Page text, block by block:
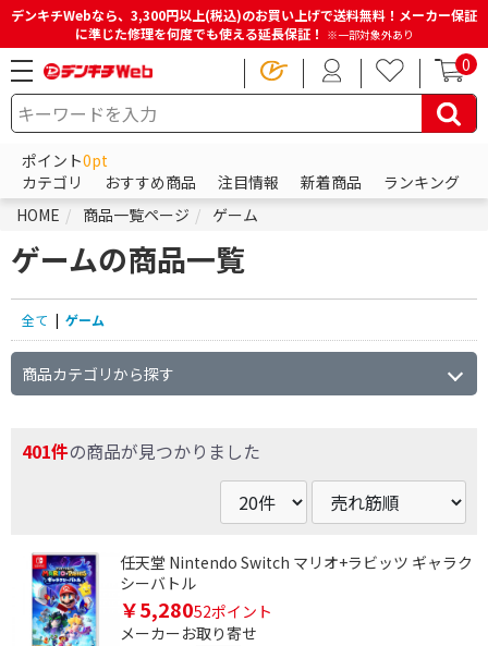
デンキチWebなら、3,300円以上(税込)のお買い上げで送料無料！メーカー保証
に準じた修理を何度でも使える延長保証！ ※一部対象外あり
0
ポイント0pt
カテゴリ
おすすめ商品 注目情報 新着商品
ランキング
HOME
商品一覧ページ ゲーム
ゲームの商品一覧
全て | ゲーム
商品カテゴリから探す
401件の商品が見つかりました
任天堂 Nintendo Switch マリオ+ラビッツ ギャラク
シーバトル
￥5,28052ポイント
メーカーお取り寄せ